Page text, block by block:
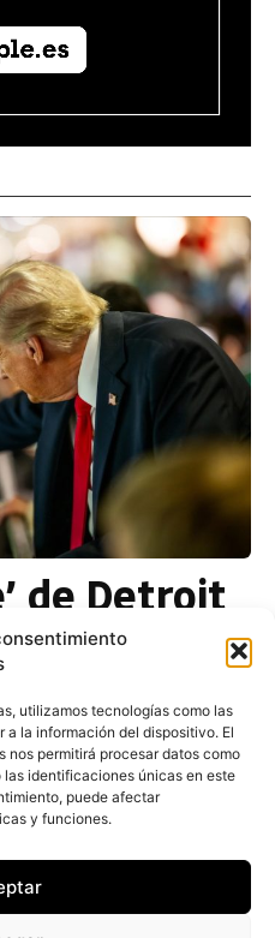
utilizamos tecnologías como las
la información del dispositivo. El
permitirá procesar datos como
identificaciones únicas en este
puede afectar
y funciones.
de Detroit
y
del
Japón y
de Stellantis)
del tratado de